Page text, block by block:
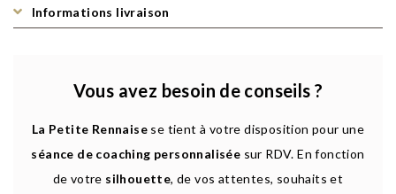
Informations livraison
Vous avez besoin de conseils ?
La Petite Rennaise se tient à votre disposition pour une
séance de coaching personnalisée sur RDV. En fonction
de votre silhouette, de vos attentes, souhaits et